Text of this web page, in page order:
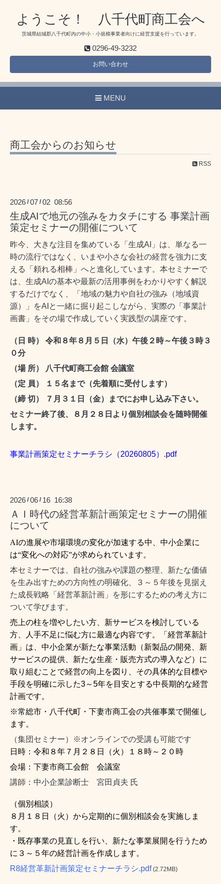
ようこそ！ 八千代町商工会へ
茨城県結城郡八千代町内の中小・小規模事業者向けに経営支援を行っています。
0296-49-3232
お問い合わせ
MENU
商工会からのお知らせ
RSS
2026 /07 /02 08:56
生成AIで地元の強みをカタチにする 事業計画
策定セミナーの開催について
昨今、大きな注目を集めている「生成AI」は、単なる一
時の流行ではなく、いまや小さな会社の経営を強力に支
える「頼れる相棒」へと進化しています。本セミナーで
は、生成AIの基本や最新の活用事例をわかりやすく解説
するだけでなく、「地域の魅力や自社の強み（地域資
源）」をAIと一緒に掘り起こしながら、実際の「事業計
画書」をその場で作成していく実践型の講座です。
（日 時） 令和８年８月５日（水）午後２時～午後３時３
０分
（場 所） 八千代町商工会館 会議室
（定 員） １５名まで（先着順に受付します）
（締 切） ７月３１日（金）までにお申し込み下さい。
セミナー終了後、８月２８日より個別相談会を随時開催
します。
事業計画策定セミナーチラシ（20260805）.pdf
2026 /06 / 16 16:38
ＡＩ時代の経営革新計画策定セミナーの開催
について
AIの進展や市場環境の変化が加速する中、中小企業に
は“変化への対応”が求められています。
本セミナーでは、自社の強みや課題の整理、新たな価値
を生み出すための方向性の明確化、
３～５年後を見据え
た成長戦略「経営革新計画」を形にするための考え方に
ついて学びます。
売上の柱を増やしたい方、新サービスを検討している
方、人手不足に悩む方に最適な内容です。
「経営革新計
画」は、中小企業が新たな事業活動（新製品の開発、新
サービスの提供、新たな生産・販売方式の導入など）に
取り組むことで経営の向上を図り、その具体的な目標や
手段を明確に示した3～5年を目安とする中長期的な経営
計画です。
※常総市・八千代町・下妻市商工会の共催事業で開催し
ます。
（集団セミナー）※オンラインでの受講も可能です
日時：令和８年７月２８日（火）１８時～２０時
会場：下妻市商工会館 会議室
講師：中小企業診断士 宮田貞夫 氏
（個別相談）
８月１８日（火）から定期的に個別相談会を実施しま
す。
・既存事業の見直しを行い、新たな事業展開を行うため
に３～５年の経営計画を作成します。
R8経営革新計画策定セミナーチラシ.pdf (2.72MB)